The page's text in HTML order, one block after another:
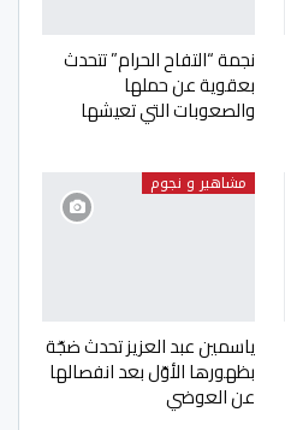
نجمة “التفاح الحرام” تتحدث
بعقوية عن حملها
والصعوبات التي تعيشها
مشاهير و نجوم
ياسمين عبد العزيز تحدث ضجّة
بظهورها الأوّل بعد انفصالها
عن العوضي